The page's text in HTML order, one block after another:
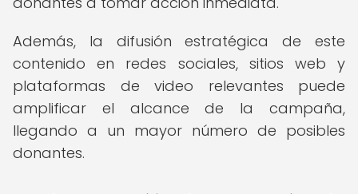
Además, la difusión estratégica de este
contenido en redes sociales, sitios web y
plataformas de video relevantes puede
amplificar el alcance de la campaña,
llegando a un mayor número de posibles
donantes.